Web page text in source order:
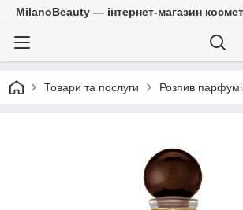
MilanoBeauty — інтернет-магазин
Товари та послуги Розпив